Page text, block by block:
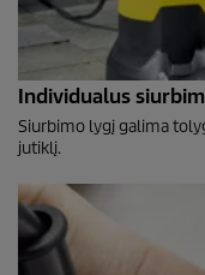
Individualus
Siurbimo lygį galima
jutiklį.